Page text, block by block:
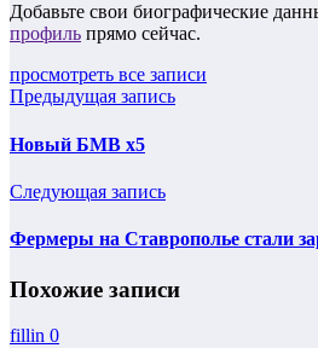
Добавьте свои биографические
профиль прямо сейчас.
просмотреть все записи
Предыдущая запись
Новый БМВ х5
Следующая запись
Фермеры на Ставрополье стали
Похожие записи
fillin 0